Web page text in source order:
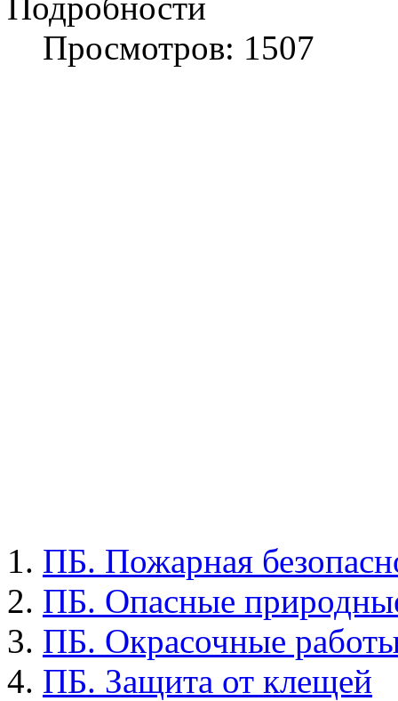
Просмотров: 1507
ПБ. Пожарная
ПБ. Опасные
ПБ. Окрасочные
ПБ. Защита от клещей